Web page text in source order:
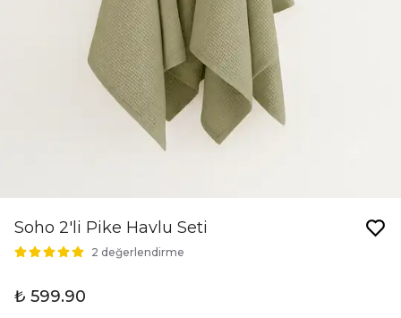
Soho 2'li Pike Havlu Seti
2 değerlendirme
₺ 599.90